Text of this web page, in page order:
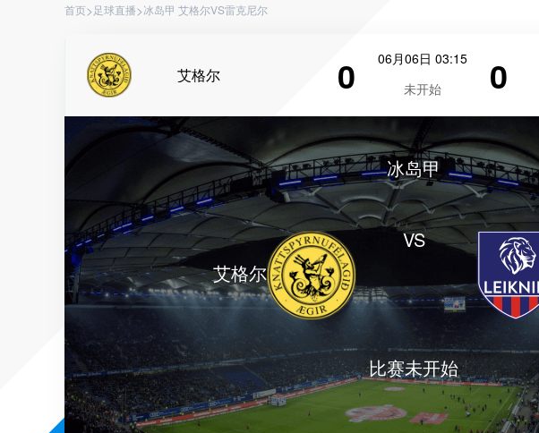
首页> 足球直播>冰岛甲 艾格尔VS雷克尼尔
艾格尔 0
06月06日 03:15
未开始
0
艾格尔
冰岛甲
VS
比赛未开始